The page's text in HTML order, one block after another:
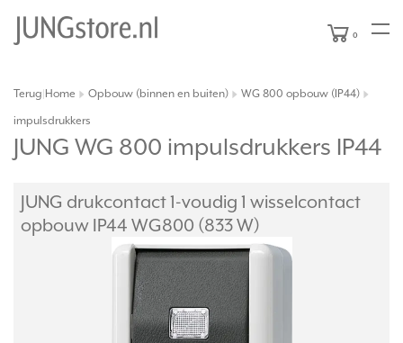
0
Terug Home Opbouw (binnen en buiten) WG 800 opbouw (IP44)
impulsdrukkers
JUNG WG 800 impulsdrukkers IP44
JUNG drukcontact 1-voudig 1 wisselcontact
opbouw IP44 WG800 (833 W)